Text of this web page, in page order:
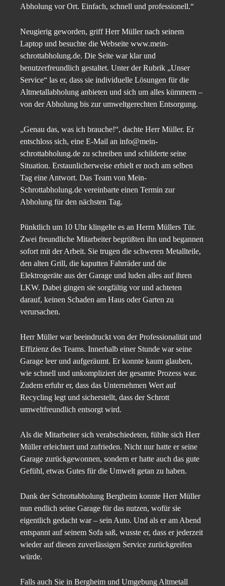
Abholung vor Ort. Einfach, schnell und professionell.“
Neugierig geworden, griff Herr Müller nach seinem
Laptop und besuchte die Webseite www.mein-
schrottabholung.de. Die Seite war klar und
benutzerfreundlich gestaltet. Unter der Rubrik „Unser
Service“ las er, dass sie individuelle Lösungen für die
Altmetallabholung anbieten und sich um alles kümmern –
von der Abholung bis zur umweltgerechten Entsorgung.
„Genau das, was ich brauche!“, dachte Herr Müller. Er
entschloss sich, eine E-Mail an info@mein-
schrottabholung.de zu schreiben und schilderte seine
Situation. Erstaunlicherweise erhielt er noch am selben
Tag eine Antwort. Das Team von Mein-
Schrottabholung.de vereinbarte einen Termin zur
Abholung für den nächsten Tag.
Pünktlich um 10 Uhr klingelte es an Herrn Müllers Tür.
Zwei freundliche Mitarbeiter begrüßten ihn und begannen
sofort mit der Arbeit. Sie trugen die schweren Metallteile,
den alten Grill, die kaputten Fahrräder und die
Elektrogeräte aus der Garage und luden alles auf ihren
LKW. Dabei gingen sie sorgfältig vor und achteten
darauf, keinen Schaden am Haus oder Garten zu
verursachen.
Herr Müller war beeindruckt von der Professionalität und
Effizienz des Teams. Innerhalb einer Stunde war seine
Garage leer und aufgeräumt. Er konnte kaum glauben,
wie schnell und unkompliziert der gesamte Prozess war.
Zudem erfuhr er, dass das Unternehmen Wert auf
Recycling legt und sicherstellt, dass der Schrott
umweltfreundlich entsorgt wird.
Als die Mitarbeiter sich verabschiedeten, fühlte sich Herr
Müller erleichtert und zufrieden. Nicht nur hatte er seine
Garage zurückgewonnen, sondern er hatte auch das gute
Gefühl, etwas Gutes für die Umwelt getan zu haben.
Dank der Schrottabholung Bergheim konnte Herr Müller
nun endlich seine Garage für das nutzen, wofür sie
eigentlich gedacht war – sein Auto. Und als er am Abend
entspannt auf seinem Sofa saß, wusste er, dass er jederzeit
wieder auf diesen zuverlässigen Service zurückgreifen
würde.
Falls auch Sie in Bergheim und Umgebung Altmetall